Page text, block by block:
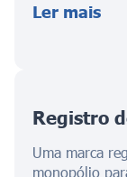
Ler mais
Registro
Uma marca
monopólio